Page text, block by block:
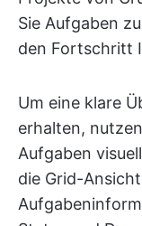
Sie Aufgaben
den Fortschritt
Um eine klare
erhalten,
Aufgaben
die Grid-